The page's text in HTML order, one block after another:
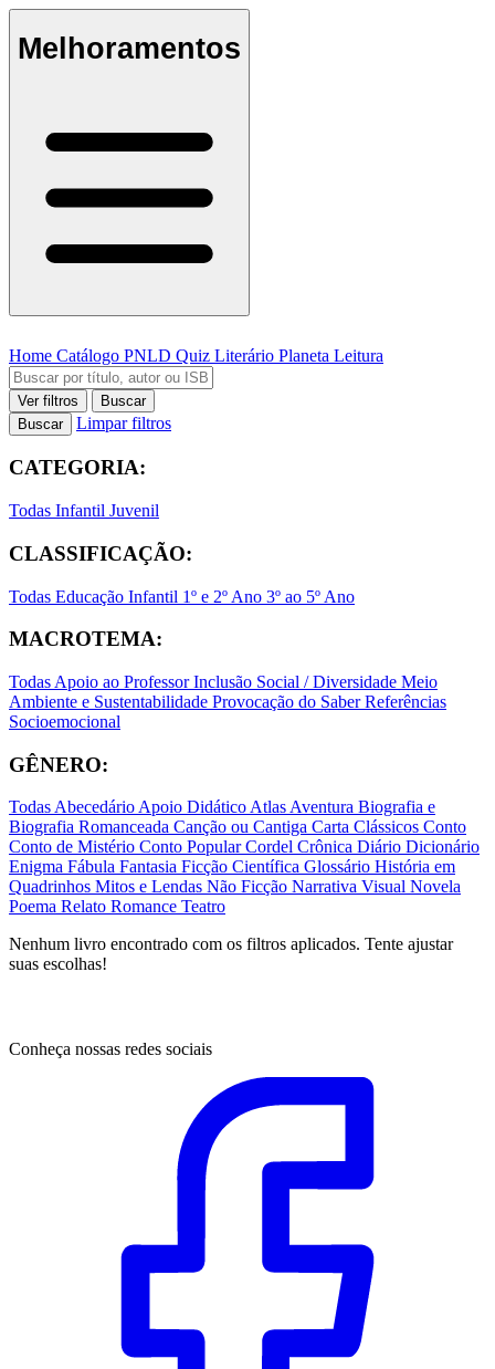
Melhoramentos
Home Catálogo PNLD Quiz Literário Planeta Leitura
Ver filtros
Buscar
Buscar
Limpar filtros
CATEGORIA:
Todas Infantil Juvenil
CLASSIFICAÇÃO:
Todas Educação Infantil 1º e 2º Ano 3º ao 5º Ano
MACROTEMA:
Todas Apoio ao ProfessorInclusão Social / Diversidade Meio
Ambiente e Sustentabilidade Provocação do SaberReferências
Socioemocional
GÊNERO:
TodasAbecedárioApoio DidáticoAtlasAventura Biografia e
Biografia Romanceada Canção ou Cantiga Carta Clássicos Conto
Conto de Mistério Conto PopularCordel Crônica Diário Dicionário
Enigma Fábula Fantasia Ficção Científica Glossário História em
Quadrinhos Mitos e Lendas Não Ficção Narrativa Visual Novela
Poema Relato Romance Teatro
Nenhum livro encontrado com os filtros aplicados. Tente ajustar
suas escolhas!
Conheça nossas redes sociais